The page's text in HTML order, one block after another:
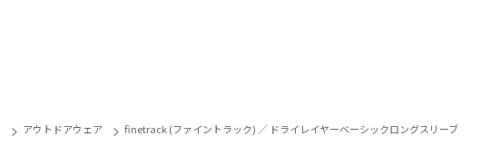
アウトドアウェア finetrack (ファイントラック) ／ ドライレイヤーベーシックロングスリーブ